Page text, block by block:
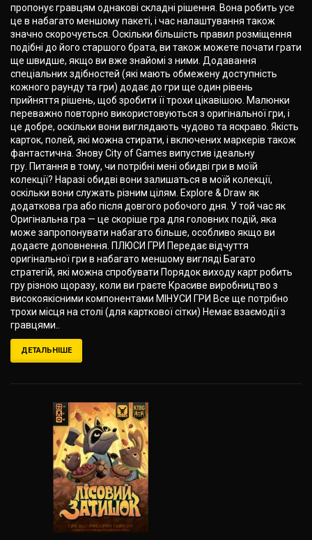
пропонує гравцям однакові складні рішення. Вона робить усе
це в набагато меншому пакеті, і час налаштування також
значно скорочується. Оскільки більшість правил розміщення
подібні до його старшого брата, ви також можете почати грати
ще швидше, якщо ви вже знайомі з ними. Додавання
спеціальних здібностей (які мають обмежену доступність
кожного раунду та гри) додає до гри ще один рівень
прийняття рішень, щоб зробити її трохи цікавішою. Малюнки
переважно повторно використовуються з оригінальної гри, і
це добре, оскільки вони виглядають чудово та яскраво. Якість
карток, полей, які можна стирати, і включених маркерів також
фантастична. Знову City of Games випустив ідеальну
гру. Питання в тому, чи потрібні мені обидві гри в моїй
колекції? Наразі обидві вони залишаться в моїй колекції,
оскільки вони служать різним цілям. Explore & Draw як
додаткова гра або після довгого робочого дня. У той час як
Оригінальна гра — це скоріше гра для головних подій, яка
може запропонувати набагато більше, особливо якщо ви
додаєте доповнення. ПЛЮСИ ГРИ Передає відчуття
оригінальної гри в набагато меншому вигляді Багато
стратегій, які можна спробувати Порядок виходу карт робить
гру різною щоразу, коли ви граєте Красиве виробництво з
високоякісними компонентами МІНУСИ ГРИ Все ще потрібно
трохи місця на столі (для карткової сітки) Немає взаємодії з
гравцями..
ДЕТАЛЬНІШЕ